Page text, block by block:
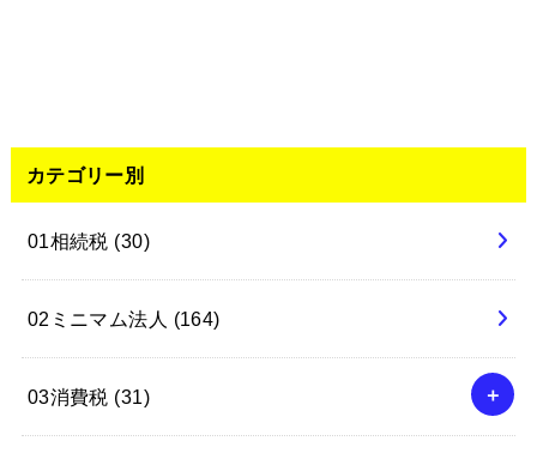
カテゴリー別
01相続税 (30)
02ミニマム法人 (164)
03消費税 (31)